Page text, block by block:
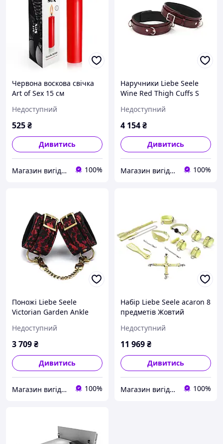
Червона воскова свічка
Art of Sex 15 см
Червоний M ( SO5957 )
Недоступний
525₴
Дивитись
Магазин вигідних цін 100%
Наручники Liebe Seele
Wine Red Thigh Cuffs S
(SO9454)
Недоступний
4 154₴
Дивитись
Магазин вигідних цін 100%
Поножі Liebe Seele
Victorian Garden Ankle
Бордовий (SO9474)
Недоступний
3 709₴
Дивитись
Магазин вигідних цін 100%
Набір Liebe Seele acaron 8
предметів Жовтий
Недоступний
11 969₴
Дивитись
Магазин вигідних цін 100%